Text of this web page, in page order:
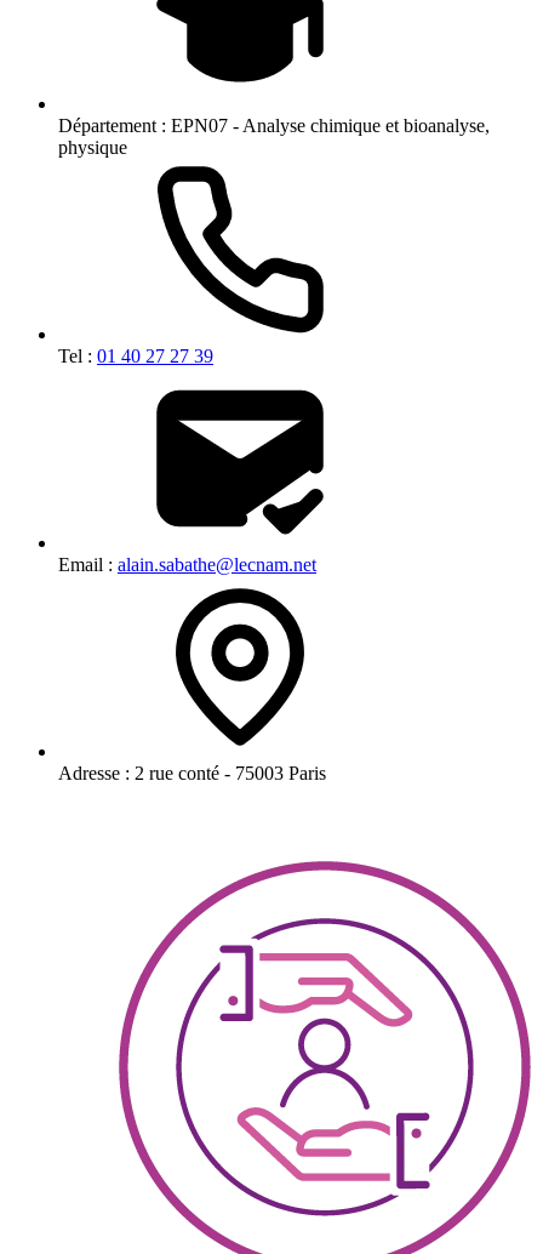
Département : EPN07 - Analyse chimique et bioanalyse,
physique
Tel : 01 40 27 27 39
Email : alain.sabathe@lecnam.net
Adresse : 2 rue conté - 75003 Paris